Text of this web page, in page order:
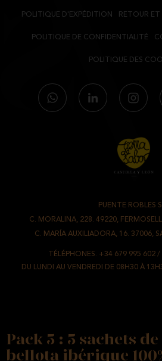
Pack 5 : 5 sachets
bellota ibérique
POLITIQUE D'EXPÉDITION RETOUR ET
POLITIQUE DE CONFIDENTIALITÉ
POLITIQUE DES
PUENTE ROBLES
C. MORALINA, 228. 49220,
C. MARÍA AUXILIADORA, 16. 37006,
TÉLÉPHONES. +34 679 995 602 /
DU LUNDI AU VENDREDI DE 08H30 À